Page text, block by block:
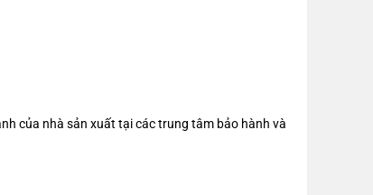
của nhà sản xuất tại các trung tâm bảo hành và